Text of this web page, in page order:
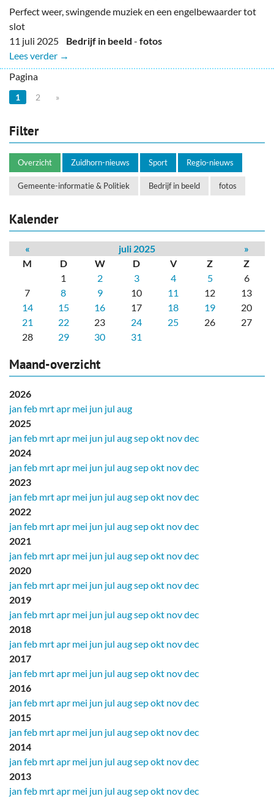
Perfect weer, swingende muziek en een engelbewaarder tot
slot
11 juli 2025 Bedrijf in beeld - fotos
Lees verder →
Pagina
1 2 »
Filter
Overzicht Zuidhorn-nieuws Sport Regio-nieuws
Gemeente-informatie & Politiek Bedrijf in beeld fotos
Kalender
« juli 2025
»
M
D W D V Z
Z
1
2 3 4 5
6
7
8 9 10 11 12
13
14
15 16 17 18 19
20
21
22 23 24 25 26
27
28
29 30 31
Maand-overzicht
2026
jan feb mrtapr mei jun jul aug
2025
jan feb mrtapr mei jun jul augsepokt novdec
2024
jan feb mrtapr mei jun jul augsepokt novdec
2023
jan feb mrtapr mei jun jul augsepokt novdec
2022
jan feb mrtapr mei jun jul augsepokt novdec
2021
jan feb mrtapr mei jun jul augsepokt novdec
2020
jan feb mrtapr mei jun jul augsepokt novdec
2019
jan feb mrtapr mei jun jul augsepokt novdec
2018
jan feb mrtapr mei jun jul augsepokt novdec
2017
jan feb mrtapr mei jun jul augsepokt novdec
2016
jan feb mrtapr mei jun jul augsepokt novdec
2015
jan feb mrtapr mei jun jul augsepokt novdec
2014
jan feb mrtapr mei jun jul augsepokt novdec
2013
jan feb mrtapr mei jun jul augsepokt novdec